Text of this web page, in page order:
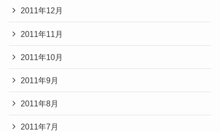
2011年12月
2011年11月
2011年10月
2011年9月
2011年8月
2011年7月